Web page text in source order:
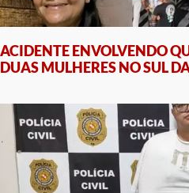
ACIDENTE ENVOLVENDO
DUAS MULHERES NO SUL